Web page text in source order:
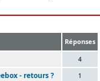
Réponses
4
- retours ? 1